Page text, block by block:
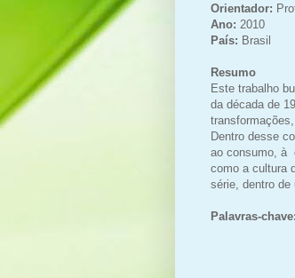
Orientador:
Ano: 2010
País: Brasil
Resumo
Este trabalho
da década de
Dentro desse
ao consumo, à
como a cultura
série, dentro
Palavras-chave: